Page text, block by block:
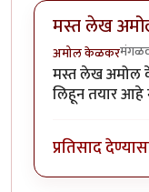
मस्त लेख
अमोल केळकर
मस्त लेख अमोल
लिहून तयार आहे
प्रतिसाद